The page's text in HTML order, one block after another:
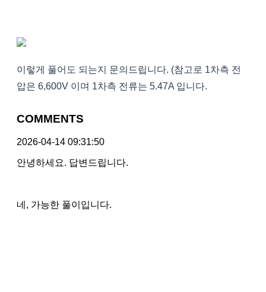
이렇게 풀어도 되는지 문의드립니다. (참고로 1차측 전
압은 6,600V 이며 1차측 전류는 5.47A 입니다.
COMMENTS
2026-04-14 09:31:50
안녕하세요. 답변드립니다.
네, 가능한 풀이입니다.